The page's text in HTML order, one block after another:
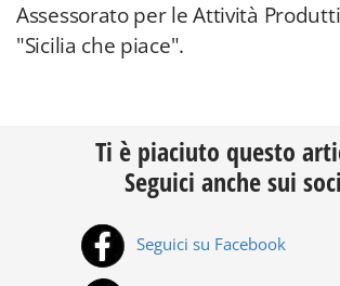
Assessorato per le Attività
"Sicilia che piace".
Ti è piaciuto questo
Seguici anche sui
Seguici su Facebook